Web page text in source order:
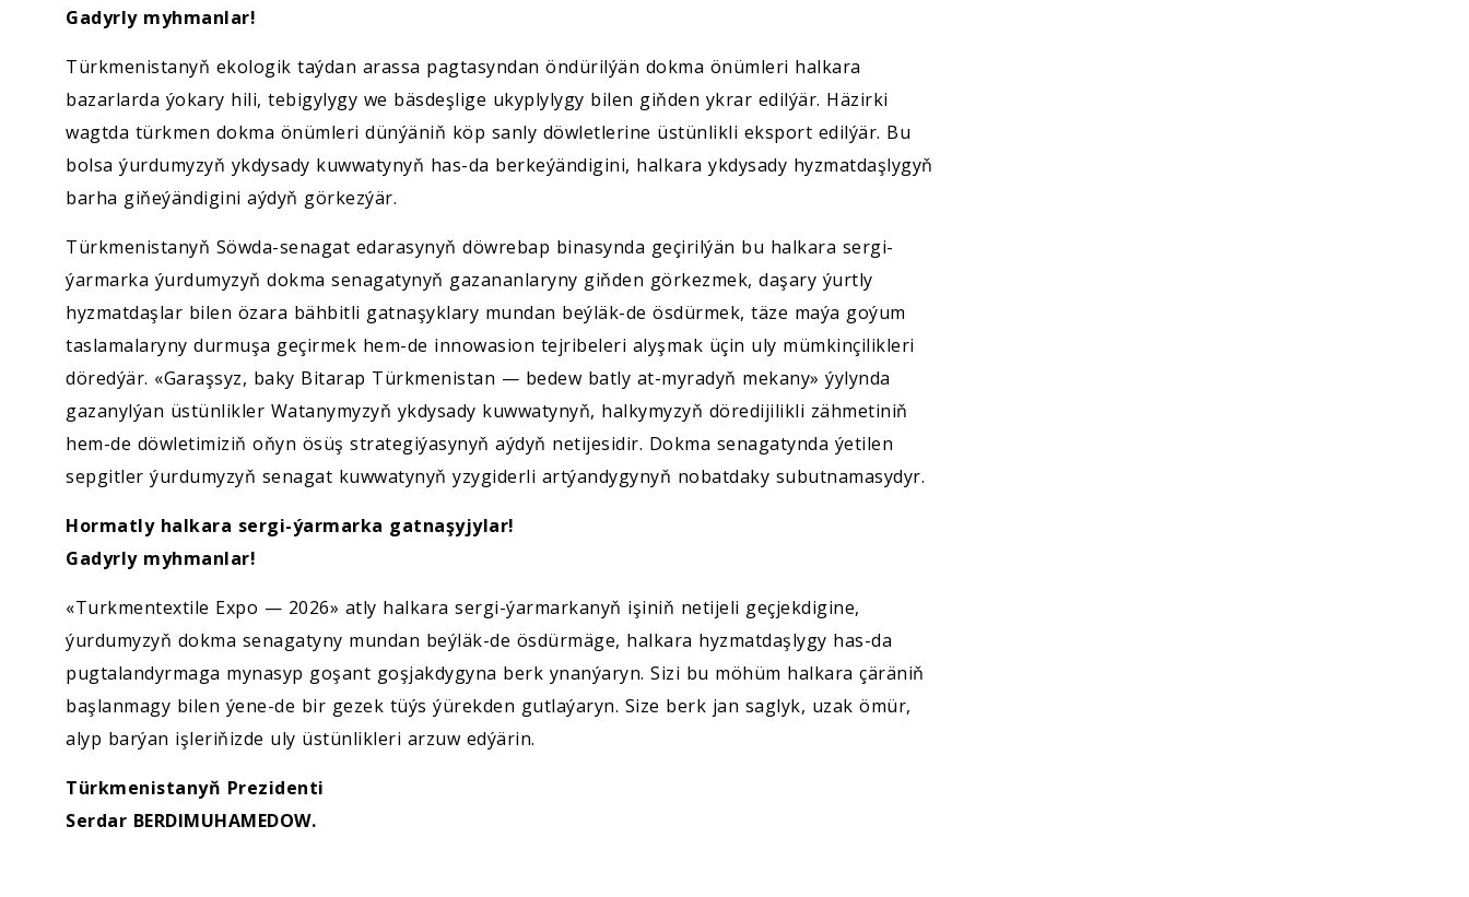
Gadyrly myhmanlar!
Türkmenistanyň ekologik taýdan arassa pagtasyndan öndürilýän dokma önümleri halkara
bazarlarda ýokary hili, tebigylygy we bäsdeşlige ukyplylygy bilen giňden ykrar edilýär. Häzirki
wagtda türkmen dokma önümleri dünýäniň köp sanly döwletlerine üstünlikli eksport edilýär. Bu
bolsa ýurdumyzyň ykdysady kuwwatynyň has-da berkeýändigini, halkara ykdysady hyzmatdaşlygyň
barha giňeýändigini aýdyň görkezýär.
Türkmenistanyň Söwda-senagat edarasynyň döwrebap binasynda geçirilýän bu halkara sergi-
ýarmarka ýurdumyzyň dokma senagatynyň gazananlaryny giňden görkezmek, daşary ýurtly
hyzmatdaşlar bilen özara bähbitli gatnaşyklary mundan beýläk-de ösdürmek, täze maýa goýum
taslamalaryny durmuşa geçirmek hem-de innowasion tejribeleri alyşmak üçin uly mümkinçilikleri
döredýär. «Garaşsyz, baky Bitarap Türkmenistan — bedew batly at-myradyň mekany» ýylynda
gazanylýan üstünlikler Watanymyzyň ykdysady kuwwatynyň, halkymyzyň döredijilikli zähmetiniň
hem-de döwletimiziň oňyn ösüş strategiýasynyň aýdyň netijesidir. Dokma senagatynda ýetilen
sepgitler ýurdumyzyň senagat kuwwatynyň yzygiderli artýandygynyň nobatdaky subutnamasydyr.
Hormatly halkara sergi-ýarmarka gatnaşyjylar!
Gadyrly myhmanlar!
«Turkmentextile Expo — 2026» atly halkara sergi-ýarmarkanyň işiniň netijeli geçjekdigine,
ýurdumyzyň dokma senagatyny mundan beýläk-de ösdürmäge, halkara hyzmatdaşlygy has-da
pugtalandyrmaga mynasyp goşant goşjakdygyna berk ynanýaryn. Sizi bu möhüm halkara çäräniň
başlanmagy bilen ýene-de bir gezek tüýs ýürekden gutlaýaryn. Size berk jan saglyk, uzak ömür,
alyp barýan işleriňizde uly üstünlikleri arzuw edýärin.
Türkmenistanyň Prezidenti
Serdar BERDIMUHAMEDOW.